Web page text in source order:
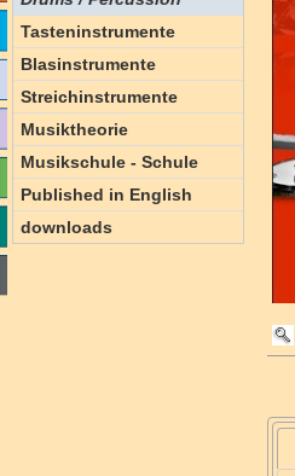
Tasteninstrumente
Blasinstrumente
Streichinstrumente
Musiktheorie
Musikschule - Schule
Published in English
downloads